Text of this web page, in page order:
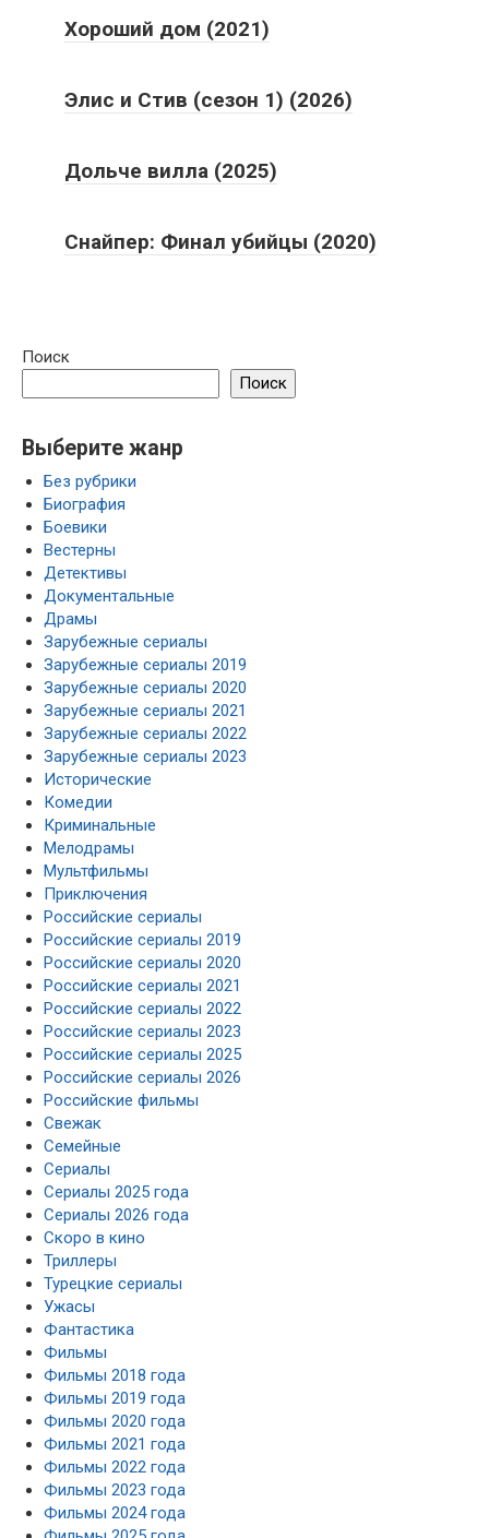
Хороший дом (2021)
Элис и Стив (сезон 1) (2026)
Дольче вилла (2025)
Снайпер: Финал убийцы (2020)
Поиск
Поиск
Выберите жанр
Без рубрики
Биография
Боевики
Вестерны
Детективы
Документальные
Драмы
Зарубежные сериалы
Зарубежные сериалы 2019
Зарубежные сериалы 2020
Зарубежные сериалы 2021
Зарубежные сериалы 2022
Зарубежные сериалы 2023
Исторические
Комедии
Криминальные
Мелодрамы
Мультфильмы
Приключения
Российские сериалы
Российские сериалы 2019
Российские сериалы 2020
Российские сериалы 2021
Российские сериалы 2022
Российские сериалы 2023
Российские сериалы 2025
Российские сериалы 2026
Российские фильмы
Свежак
Семейные
Сериалы
Сериалы 2025 года
Сериалы 2026 года
Скоро в кино
Триллеры
Турецкие сериалы
Ужасы
Фантастика
Фильмы
Фильмы 2018 года
Фильмы 2019 года
Фильмы 2020 года
Фильмы 2021 года
Фильмы 2022 года
Фильмы 2023 года
Фильмы 2024 года